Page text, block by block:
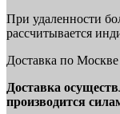
При удаленности
рассчитывается
Доставка по Москве
Доставка
производится